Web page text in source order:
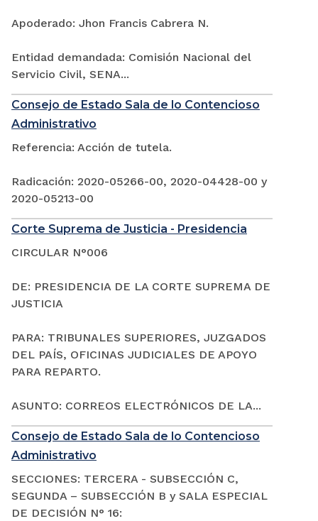
Apoderado: Jhon Francis Cabrera N.
Entidad demandada: Comisión Nacional del
Servicio Civil, SENA...
Consejo de Estado Sala de lo Contencioso
Administrativo
Referencia: Acción de tutela.
Radicación: 2020-05266-00, 2020-04428-00 y
2020-05213-00
Corte Suprema de Justicia - Presidencia
CIRCULAR N°006
DE: PRESIDENCIA DE LA CORTE SUPREMA DE
JUSTICIA
PARA: TRIBUNALES SUPERIORES, JUZGADOS
DEL PAÍS, OFICINAS JUDICIALES DE APOYO
PARA REPARTO.
ASUNTO: CORREOS ELECTRÓNICOS DE LA...
Consejo de Estado Sala de lo Contencioso
Administrativo
SECCIONES: TERCERA - SUBSECCIÓN C,
SEGUNDA – SUBSECCIÓN B y SALA ESPECIAL
DE DECISIÓN N° 16: